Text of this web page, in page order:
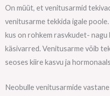
On müüt, et venitusarmid
venitusarme tekkida igale
kus on rohkem rasvkudet-
käsivarred. Venitusarme võib
seoses kiire kasvu ja
Neobulle venitusarmide